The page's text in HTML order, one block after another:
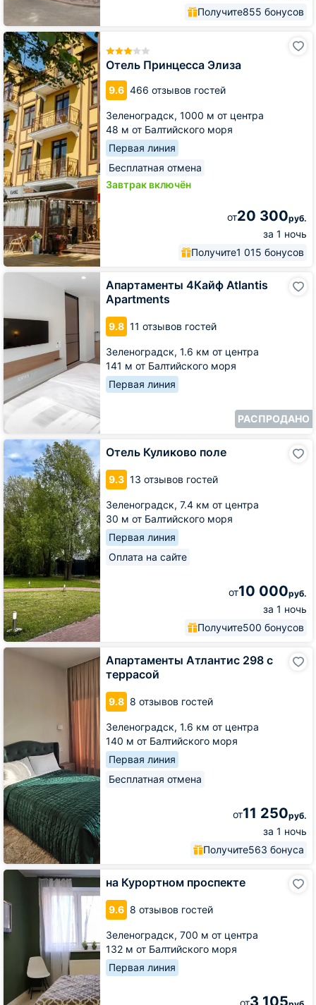
Получите855 бонусов
Отель Принцесса Элиза
9.6 466 отзывов гостей
Зеленоградск, 1000 м от центра
48 м от Балтийского моря
Первая линия
Бесплатная отмена
Завтрак включён
от20 300руб.
за 1 ночь
Получите1 015 бонусов
Отель
Принцесса
Элиза
Апартаменты 4Кайф Atlantis
Apartments
9.8 11 отзывов гостей
Зеленоградск, 1.6 км от центра
141 м от Балтийского моря
Первая линия
РАСПРОДАНО
Апартаменты
Apartments
Отель Куликово поле
9.3 13 отзывов гостей
Зеленоградск, 7.4 км от центра
30 м от Балтийского моря
Первая линия
Оплата на сайте
от10 000руб.
за 1 ночь
Получите500 бонусов
Отель
Куликово
поле
Апартаменты Атлантис 298 с
террасой
9.8 8 отзывов гостей
Зеленоградск, 1.6 км от центра
140 м от Балтийского моря
Первая линия
Бесплатная отмена
от11 250руб.
за 1 ночь
Получите563 бонуса
Апартаменты
на Курортном проспекте
9.6 8 отзывов гостей
Зеленоградск, 700 м от центра
132 м от Балтийского моря
Первая линия
от3 105
на
Курортном
проспекте